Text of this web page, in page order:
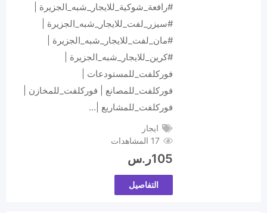
#رافعة_شوكية_للايجار_شبه_الجزيرة |
#سيزر_لفت_للايجار_شبه_الجزيرة |
#مان_لفت_للايجار_شبه_الجزيرة |
#كرين_للايجار_شبه_الجزيرة |
فوركلفت_للمستودعات |
فوركلفت_للمصانع | فوركلفت_للمخازن |
فوركلفت_للمشاريع |…
ايجار
17 المشاهدات
105ر.س
التفاصيل